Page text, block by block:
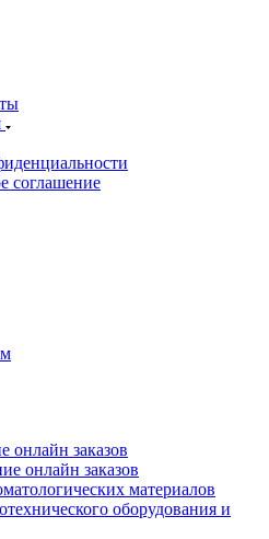
соглашение
онлайн заказов
онлайн заказов
материалов
оборудования и